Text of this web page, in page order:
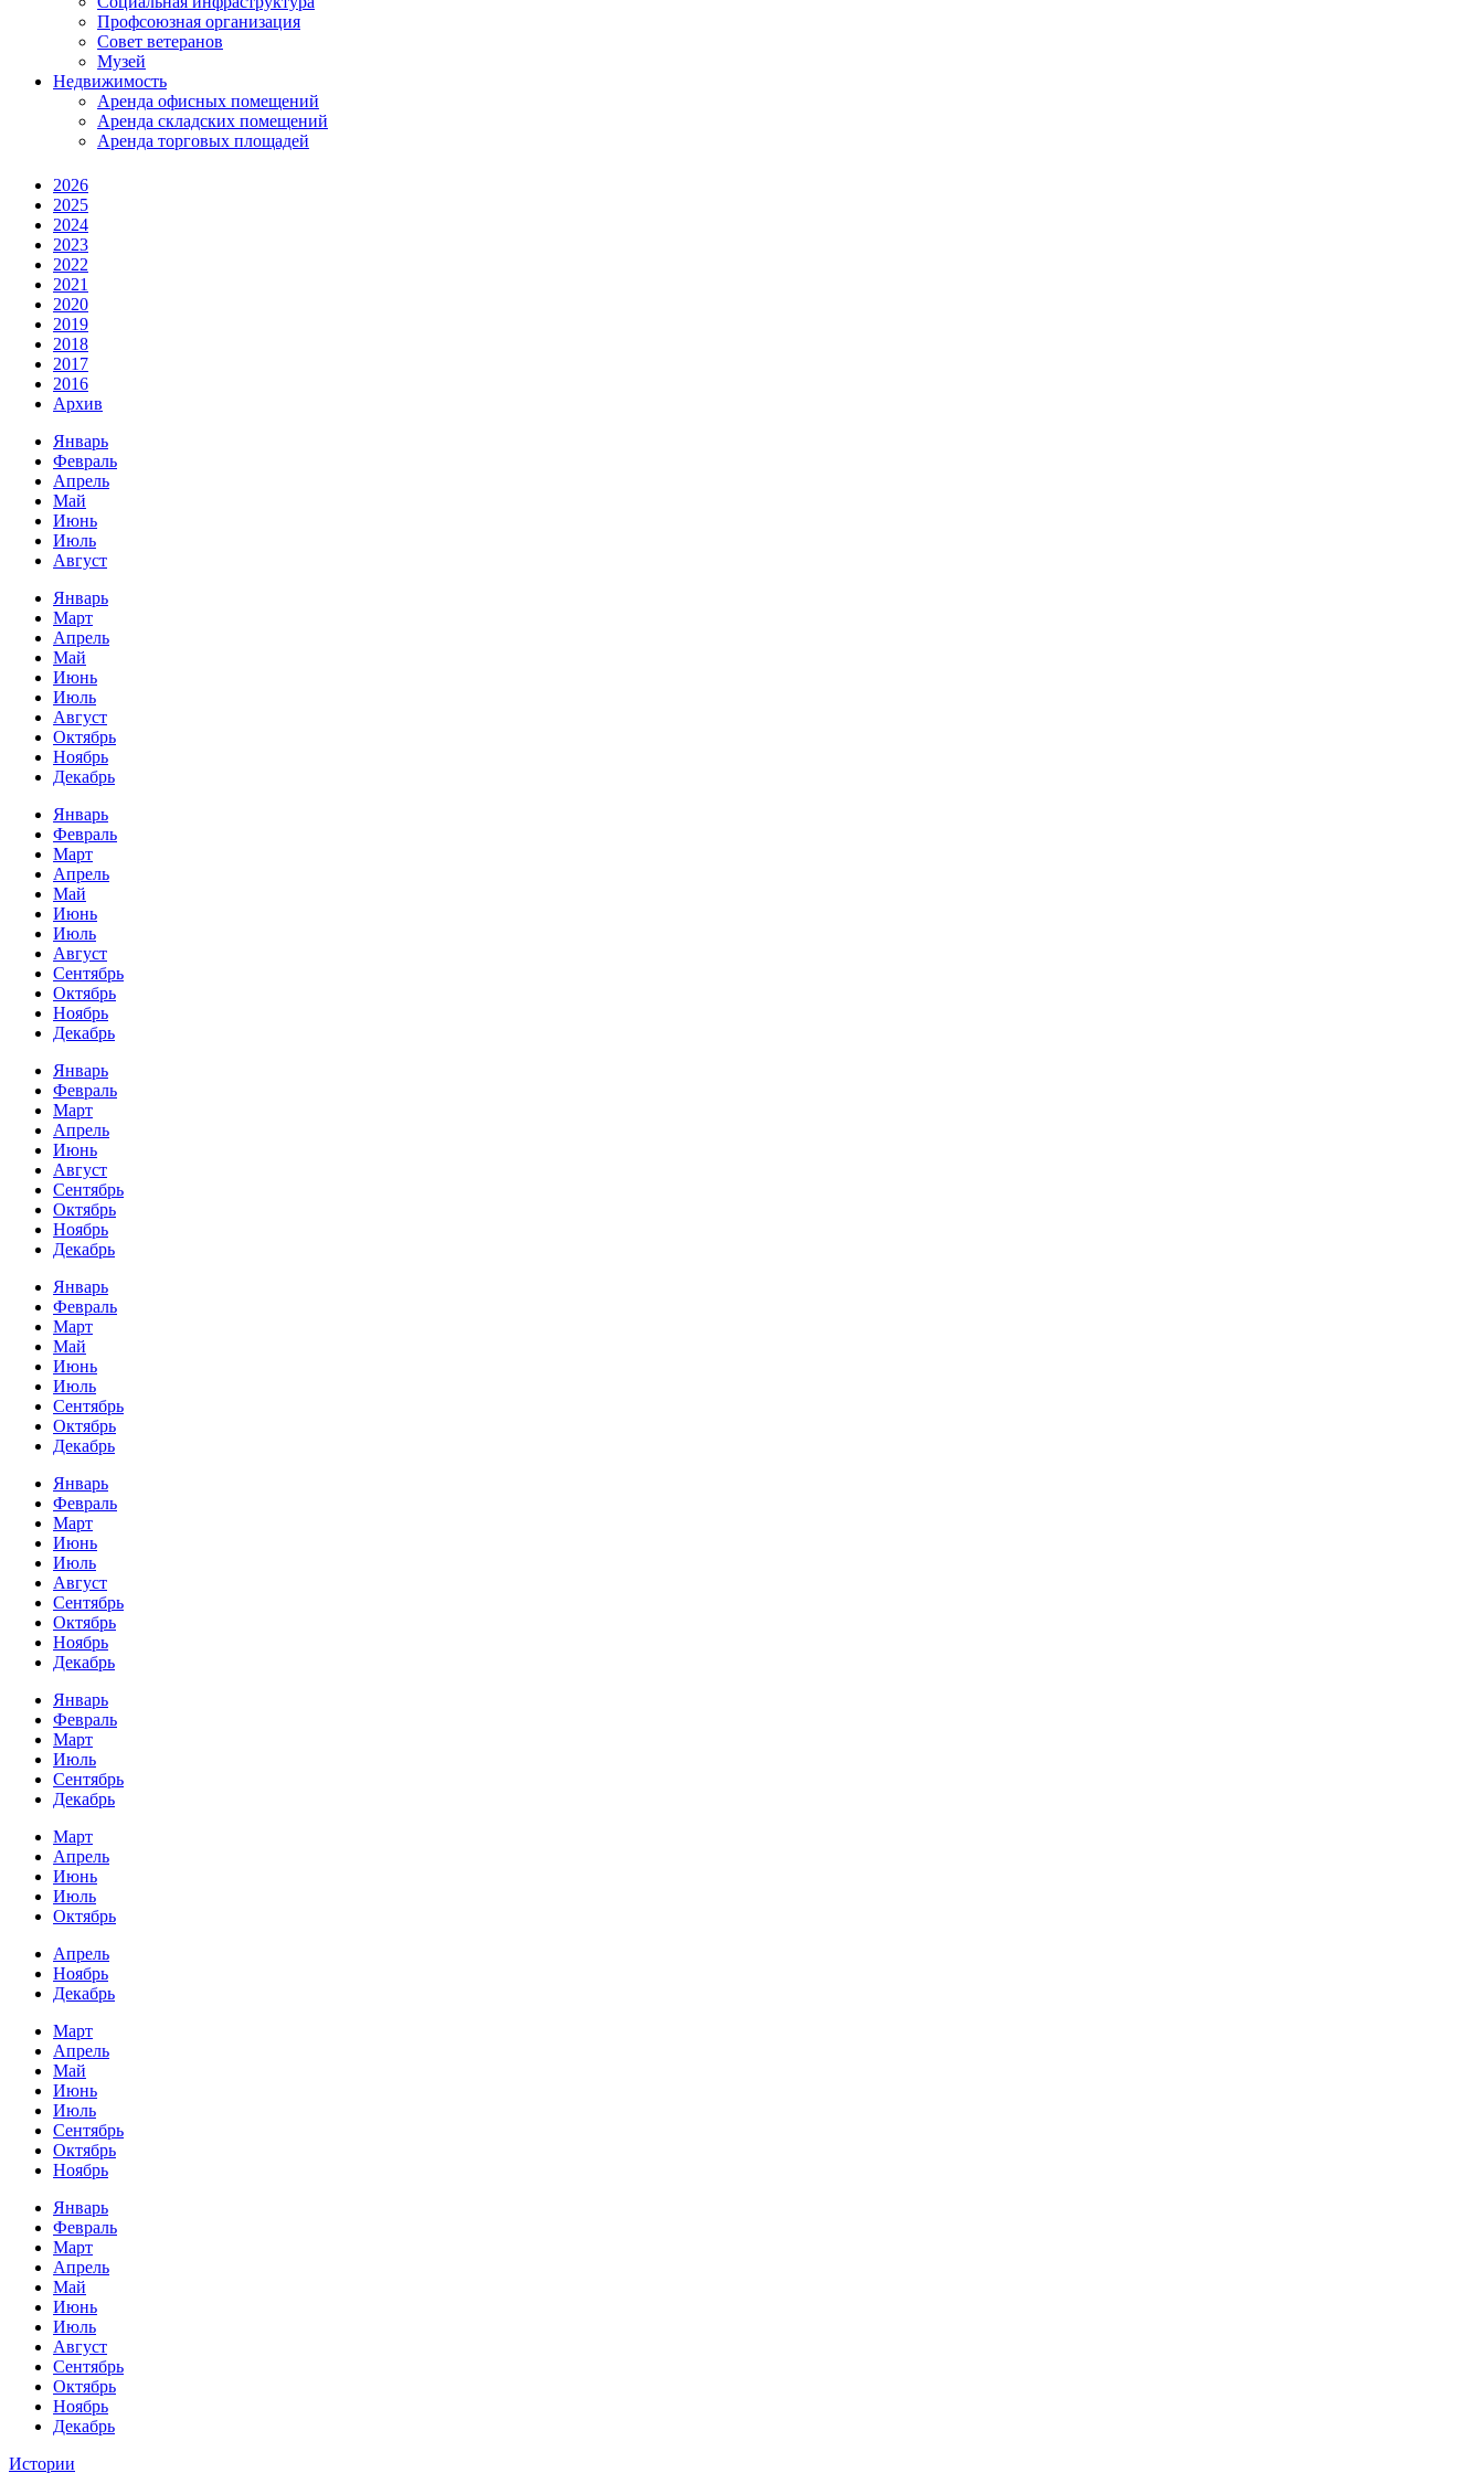
Профсоюзная организация
Совет ветеранов
Музей
Недвижимость
Аренда офисных помещений
Аренда складских помещений
Аренда торговых площадей
2026
2025
2024
2023
2022
2021
2020
2019
2018
2017
2016
Архив
Январь
Февраль
Апрель
Май
Июнь
Июль
Август
Январь
Март
Апрель
Май
Июнь
Июль
Август
Октябрь
Ноябрь
Декабрь
Январь
Февраль
Март
Апрель
Май
Июнь
Июль
Август
Сентябрь
Октябрь
Ноябрь
Декабрь
Январь
Февраль
Март
Апрель
Июнь
Август
Сентябрь
Октябрь
Ноябрь
Декабрь
Январь
Февраль
Март
Май
Июнь
Июль
Сентябрь
Октябрь
Декабрь
Январь
Февраль
Март
Июнь
Июль
Август
Сентябрь
Октябрь
Ноябрь
Декабрь
Январь
Февраль
Март
Июль
Сентябрь
Декабрь
Март
Апрель
Июнь
Июль
Октябрь
Апрель
Ноябрь
Декабрь
Март
Апрель
Май
Июнь
Июль
Сентябрь
Октябрь
Ноябрь
Январь
Февраль
Март
Апрель
Май
Июнь
Июль
Август
Сентябрь
Октябрь
Ноябрь
Декабрь
Истории